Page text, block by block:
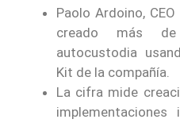
Paolo Ardoino,
creado más
autocustodia
Kit de la compañía.
La cifra mide
implementaciones